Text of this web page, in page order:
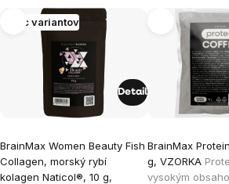
Viac variantov
BrainMax Women Beauty Fish
Collagen, morský rybí
kolagen Naticol®, 10 g,
Detail
BrainMax
g, VZORKA
vysokým